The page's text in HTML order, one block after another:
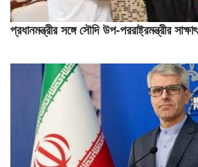
প্রধানমন্ত্রীর সঙ্গে সৌদি উপ-পররাষ্ট্রমন্ত্রীর সাক্ষাৎ